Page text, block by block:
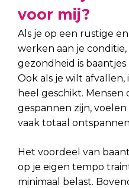
voor mij?
Als je op een rustige
werken aan je
gezondheid is
Ook als je wilt afvallen,
heel geschikt. Mensen
gespannen zijn,
vaak totaal
Het voordeel van
op je eigen tempo
minimaal belast.